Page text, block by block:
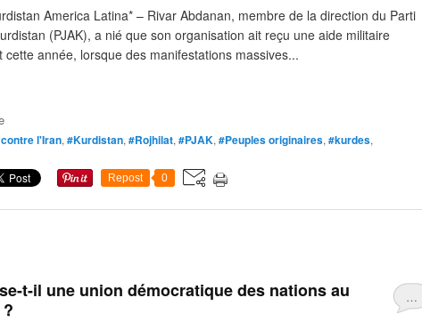
America Latina* – Rivar Abdanan, membre de la direction du Parti
(PJAK), a nié que son organisation ait reçu une aide militaire
cette année, lorsque des manifestations massives...
l'Iran, #Kurdistan, #Rojhilat, #PJAK, #Peuples originaires, #kurdes,
Repost 0
…
t-il une union démocratique des nations au